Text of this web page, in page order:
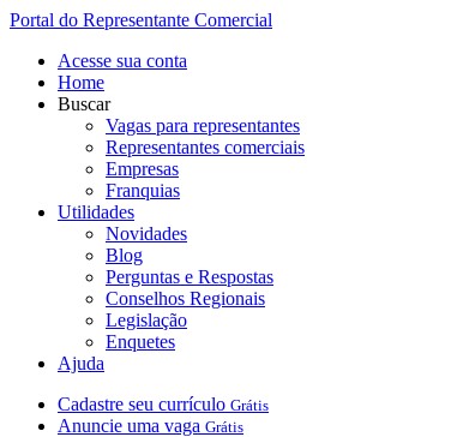
Portal do Representante Comercial
Acesse sua conta
Home
Buscar
Vagas para representantes
Representantes comerciais
Empresas
Franquias
Utilidades
Novidades
Blog
Perguntas e Respostas
Conselhos Regionais
Legislação
Enquetes
Ajuda
Cadastre seu currículo Grátis
Anuncie uma vaga Grátis